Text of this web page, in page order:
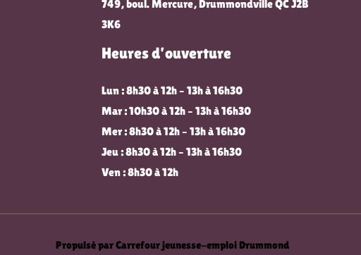
749, boul. Mercure, Drummondville QC J2B
3K6
Heures d’ouverture
Lun : 8h30 à 12h – 13h à 16h30
Mar : 10h30 à 12h – 13h à 16h30
Mer : 8h30 à 12h – 13h à 16h30
Jeu : 8h30 à 12h – 13h à 16h30
Ven : 8h30 à 12h
Propulsé par Carrefour jeunesse-emploi Drummond